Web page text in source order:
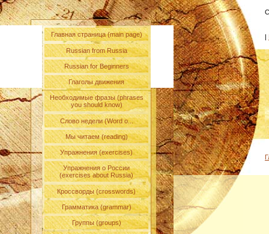
Главная страница (main page)
Russian from Russia
Russian for Beginners
Глаголы движения
Необходимые фразы (phrases
you should know)
Слово недели (Word o...
Мы читаем (reading)
Упражнения (exercises)
Упражнения о России
(exercises about Russia)
Кроссворды (crosswords)
Грамматика (grammar)
Группы (groups)
|